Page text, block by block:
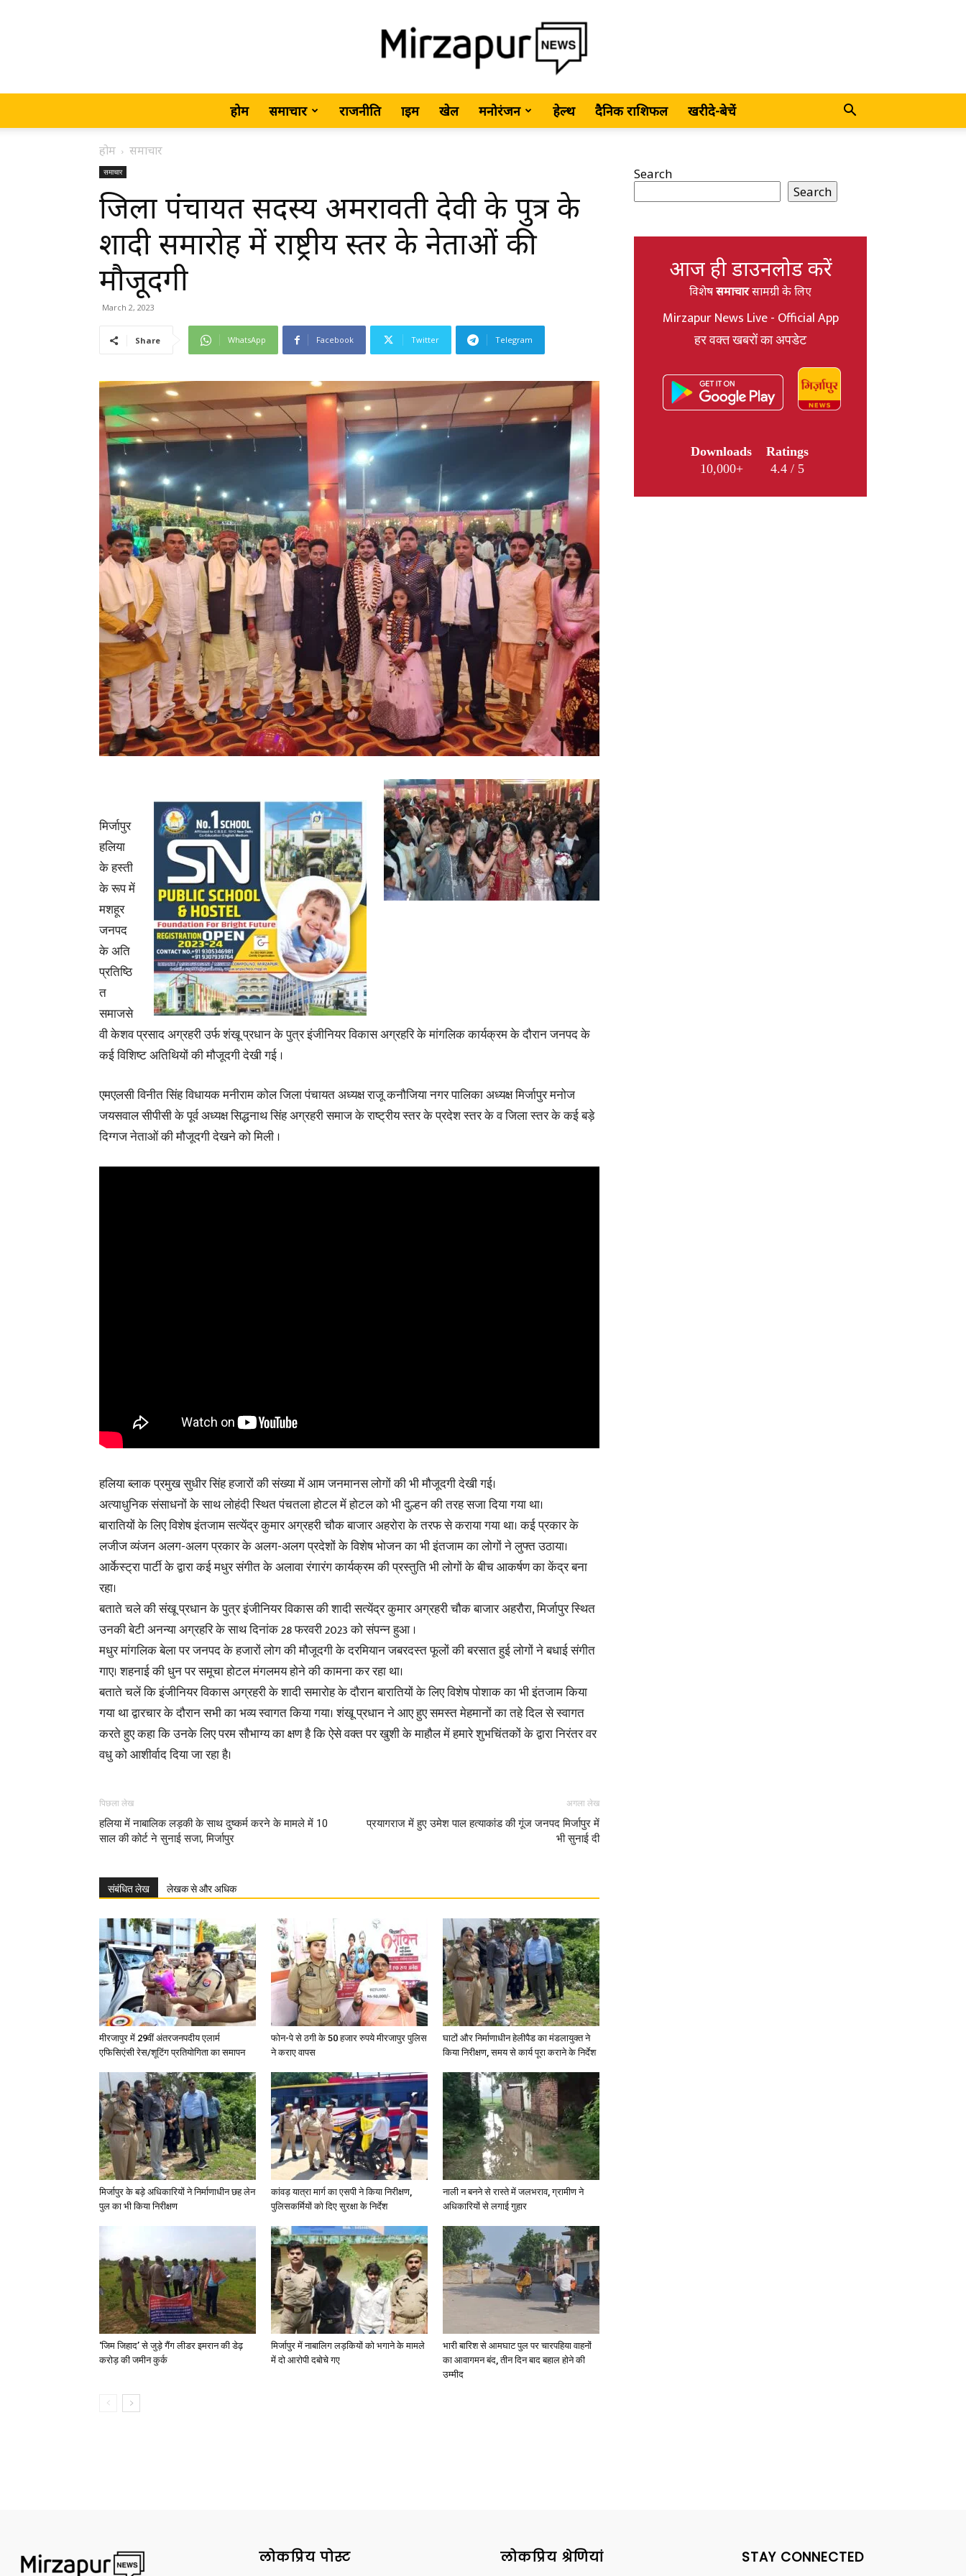
MirzapurNews.com
•
News,
Latest
News
in
Hindi,
Today
होम समाचार राजनीति क्राइम खेल मनोरंजन हेल्थ दैनिक राशिफल खरीदे-बेचें
होम समाचार
समाचार
जिला पंचायत सदस्य अमरावती देवी के पुत्र के
शादी समारोह में राष्ट्रीय स्तर के नेताओं की
मौजूदगी
March 2, 2023
Share WhatsApp Facebook Twitter Telegram
मिर्जापुर
हलिया
के हस्ती
के रूप में
मशहूर
जनपद
के अति
प्रतिष्ठि
त
समाजसे
वी केशव प्रसाद अग्रहरी उर्फ शंखू प्रधान के पुत्र इंजीनियर विकास अग्रहरि के मांगलिक कार्यक्रम के दौरान जनपद के
कई विशिष्ट अतिथियों की मौजूदगी देखी गई ।
एमएलसी विनीत सिंह विधायक मनीराम कोल जिला पंचायत अध्यक्ष राजू कनौजिया नगर पालिका अध्यक्ष मिर्जापुर मनोज
जयसवाल सीपीसी के पूर्व अध्यक्ष सिद्धनाथ सिंह अग्रहरी समाज के राष्ट्रीय स्तर के प्रदेश स्तर के व जिला स्तर के कई बड़े
दिग्गज नेताओं की मौजूदगी देखने को मिली ।
हलिया ब्लाक प्रमुख सुधीर सिंह हजारों की संख्या में आम जनमानस लोगों की भी मौजूदगी देखी गई।
अत्याधुनिक संसाधनों के साथ लोहंदी स्थित पंचतला होटल में होटल को भी दुल्हन की तरह सजा दिया गया था।
बारातियों के लिए विशेष इंतजाम सत्येंद्र कुमार अग्रहरी चौक बाजार अहरोरा के तरफ से कराया गया था। कई प्रकार के
लजीज व्यंजन अलग-अलग प्रकार के अलग-अलग प्रदेशों के विशेष भोजन का भी इंतजाम का लोगों ने लुफ्त उठाया।
आर्केस्ट्रा पार्टी के द्वारा कई मधुर संगीत के अलावा रंगारंग कार्यक्रम की प्रस्तुति भी लोगों के बीच आकर्षण का केंद्र बना
रहा।
बताते चले की संखू प्रधान के पुत्र इंजीनियर विकास की शादी सत्येंद्र कुमार अग्रहरी चौक बाजार अहरौरा, मिर्जापुर स्थित
उनकी बेटी अनन्या अग्रहरि के साथ दिनांक 28 फरवरी 2023 को संपन्न हुआ ।
मधुर मांगलिक बेला पर जनपद के हजारों लोग की मौजूदगी के दरमियान जबरदस्त फूलों की बरसात हुई लोगों ने बधाई संगीत
गाए। शहनाई की धुन पर समूचा होटल मंगलमय होने की कामना कर रहा था।
बताते चलें कि इंजीनियर विकास अग्रहरी के शादी समारोह के दौरान बारातियों के लिए विशेष पोशाक का भी इंतजाम किया
गया था द्वारचार के दौरान सभी का भव्य स्वागत किया गया। शंखू प्रधान ने आए हुए समस्त मेहमानों का तहे दिल से स्वागत
करते हुए कहा कि उनके लिए परम सौभाग्य का क्षण है कि ऐसे वक्त पर खुशी के माहौल में हमारे शुभचिंतकों के द्वारा निरंतर वर
वधु को आशीर्वाद दिया जा रहा है।
पिछला लेख
हलिया में नाबालिक लड़की के साथ दुष्कर्म करने के मामले में 10
साल की कोर्ट ने सुनाई सजा, मिर्जापुर
अगला लेख
प्रयागराज में हुए उमेश पाल हत्याकांड की गूंज जनपद मिर्जापुर में
भी सुनाई दी
संबंधित लेख लेखक से और अधिक
मीरजापुर में 29वीं अंतरजनपदीय एलार्म
एफिसिएंसी रेस/शूटिंग प्रतियोगिता का समापन
फोन-पे से ठगी के 50 हजार रुपये मीरजापुर पुलिस
ने कराए वापस
घाटों और निर्माणाधीन हेलीपैड का मंडलायुक्त ने
किया निरीक्षण, समय से कार्य पूरा कराने के निर्देश
मिर्जापुर के बड़े अधिकारियों ने निर्माणाधीन छह लेन
पुल का भी किया निरीक्षण
कांवड़ यात्रा मार्ग का एसपी ने किया निरीक्षण,
पुलिसकर्मियों को दिए सुरक्षा के निर्देश
नाली न बनने से रास्ते में जलभराव, ग्रामीण ने
अधिकारियों से लगाई गुहार
‘जिम जिहाद’ से जुड़े गैंग लीडर इमरान की डेढ़
करोड़ की जमीन कुर्क
मिर्जापुर में नाबालिग लड़कियों को भगाने के मामले
में दो आरोपी दबोचे गए
भारी बारिश से आमघाट पुल पर चारपहिया वाहनों
का आवागमन बंद, तीन दिन बाद बहाल होने की
उम्मीद
Search
Search
आज ही डाउनलोड करें
विशेषसमाचारसामग्री के लिए
Mirzapur News Live - Official App
हर वक्त खबरों का अपडेट
Downloads
10,000+
Ratings
4.4 / 5
लोकप्रिय पोस्ट लोकप्रिय श्रेणियां STAY CONNECTED